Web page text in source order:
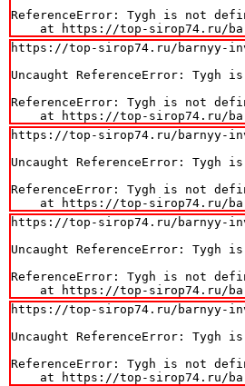
ReferenceError: Tygh is not
at https://top-sirop74.ru/
https://top-sirop74.ru/barnyy-
Uncaught ReferenceError: Tygh
ReferenceError: Tygh is not
at https://top-sirop74.ru/
https://top-sirop74.ru/barnyy-
Uncaught ReferenceError: Tygh
ReferenceError: Tygh is not
at https://top-sirop74.ru/
https://top-sirop74.ru/barnyy-
Uncaught ReferenceError: Tygh
ReferenceError: Tygh is not
at https://top-sirop74.ru/
https://top-sirop74.ru/barnyy-
Uncaught ReferenceError: Tygh
ReferenceError: Tygh is not
at https://top-sirop74.ru/